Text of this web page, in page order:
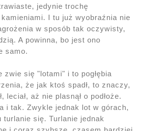
jedynie trochę
I tu już wyobraźnia nie
w sposób tak oczywisty,
A powinna, bo jest ono
samo.
zwie się "lotami" i to pogłębia
że jak ktoś spadł, to znaczy,
leciał, aż nie plasnął o podłoże.
i tak. Zwykle jednak lot w górach,
turlanie się. Turlanie jednak